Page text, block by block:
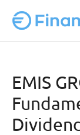
EMIS